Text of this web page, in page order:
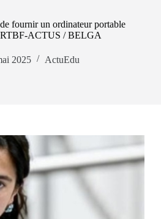
fournir un ordinateur portable
RTBF-ACTUS / BELGA
2025 ActuEdu